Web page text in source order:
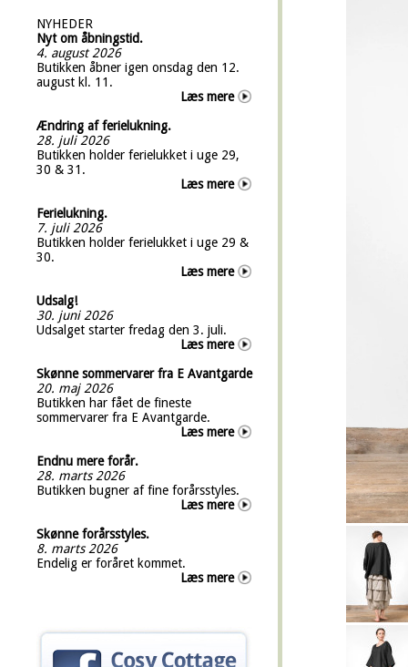
NYHEDER
Nyt om åbningstid.
4. august 2026
Butikken åbner igen onsdag den 12.
august kl. 11.
Læs mere
Ændring af ferielukning.
28. juli 2026
Butikken holder ferielukket i uge 29,
30 & 31.
Læs mere
Ferielukning.
7. juli 2026
Butikken holder ferielukket i uge 29 &
30.
Læs mere
Udsalg!
30. juni 2026
Udsalget starter fredag den 3. juli.
Læs mere
Skønne sommervarer fra E Avantgarde
20. maj 2026
Butikken har fået de fineste
sommervarer fra E Avantgarde.
Læs mere
Endnu mere forår.
28. marts 2026
Butikken bugner af fine forårsstyles.
Læs mere
Skønne forårsstyles.
8. marts 2026
Endelig er foråret kommet.
Læs mere